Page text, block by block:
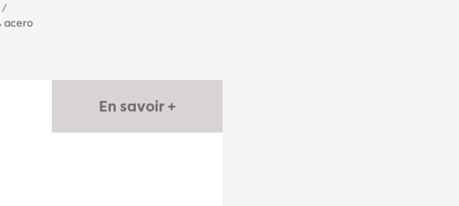
/
acero
En savoir +